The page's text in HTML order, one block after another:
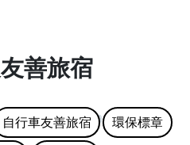
善旅宿
自行車友善旅宿 環保標章